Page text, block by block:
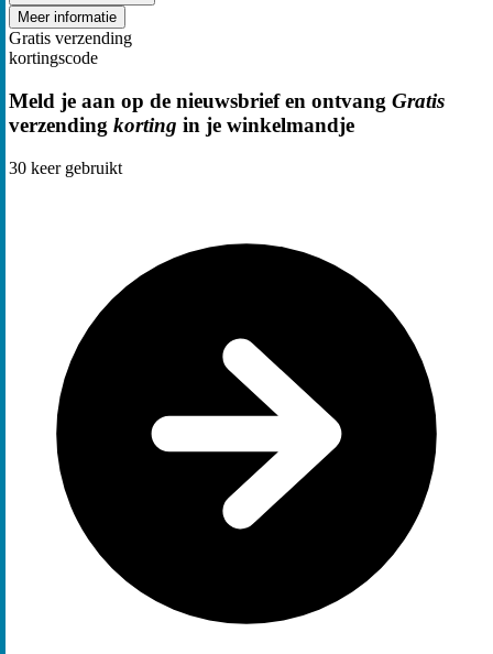
Meer informatie
Gratis verzending
kortingscode
Meld je aan op de nieuwsbrief en ontvang Gratis
verzending korting in je winkelmandje
30 keer gebruikt